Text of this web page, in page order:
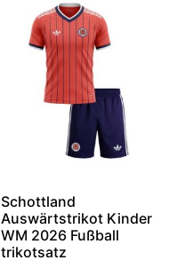
Schottland
Auswärtstrikot Kinder
WM 2026 Fußball
trikotsatz